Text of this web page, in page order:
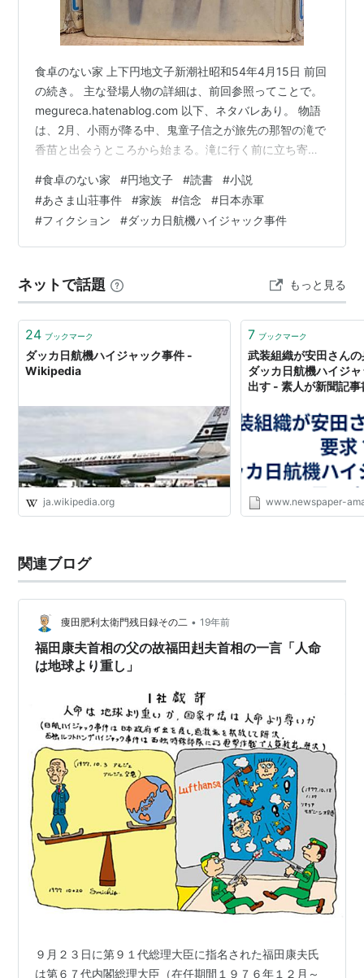
食卓のない家 上下円地文子新潮社昭和54年4月15日 前回
の続き。 主な登場人物の詳細は、前回参照ってことで。
megureca.hatenablog.com 以下、ネタバレあり。 物語
は、2月、小雨が降る中、鬼童子信之が旅先の那智の滝で
香苗と出会うところから始まる。滝に行く前に立ち寄っ
と、滝でも出会い、香苗の方から信之に「また会います
ね」と声をかけてきたのだった。旅行者として出会った
二人は、いくつか言葉を交わして別れる。 すでに、長
男・乙彦が過激派一連事件で逮捕された1年後の設定。鬼
は精神崩…
#食卓のない家 #円地文子 #読書 #小説
#あさま山荘事件 #家族 #信念 #日本赤軍
#フィクション #ダッカ日航機ハイジャック事件
ネットで話題 もっと見る
24 ブックマーク
ダッカ日航機ハイジャック事件 -
Wikipedia
ja.wikipedia.org
7 ブックマーク
武装組織が安田さん
ダッカ日航機ハイジ
出す - 素人が新聞記
www.newspaper-
関連ブログ
痩田肥利太衛門残日録その二 • 19年前
福田康夫首相の父の故福田赳夫首相の一言「人命
は地球より重し」
９月２３日に第９１代総理大臣に指名された福田康夫氏
は第６７代内閣総理大臣（在任期間１９７６年１２月～